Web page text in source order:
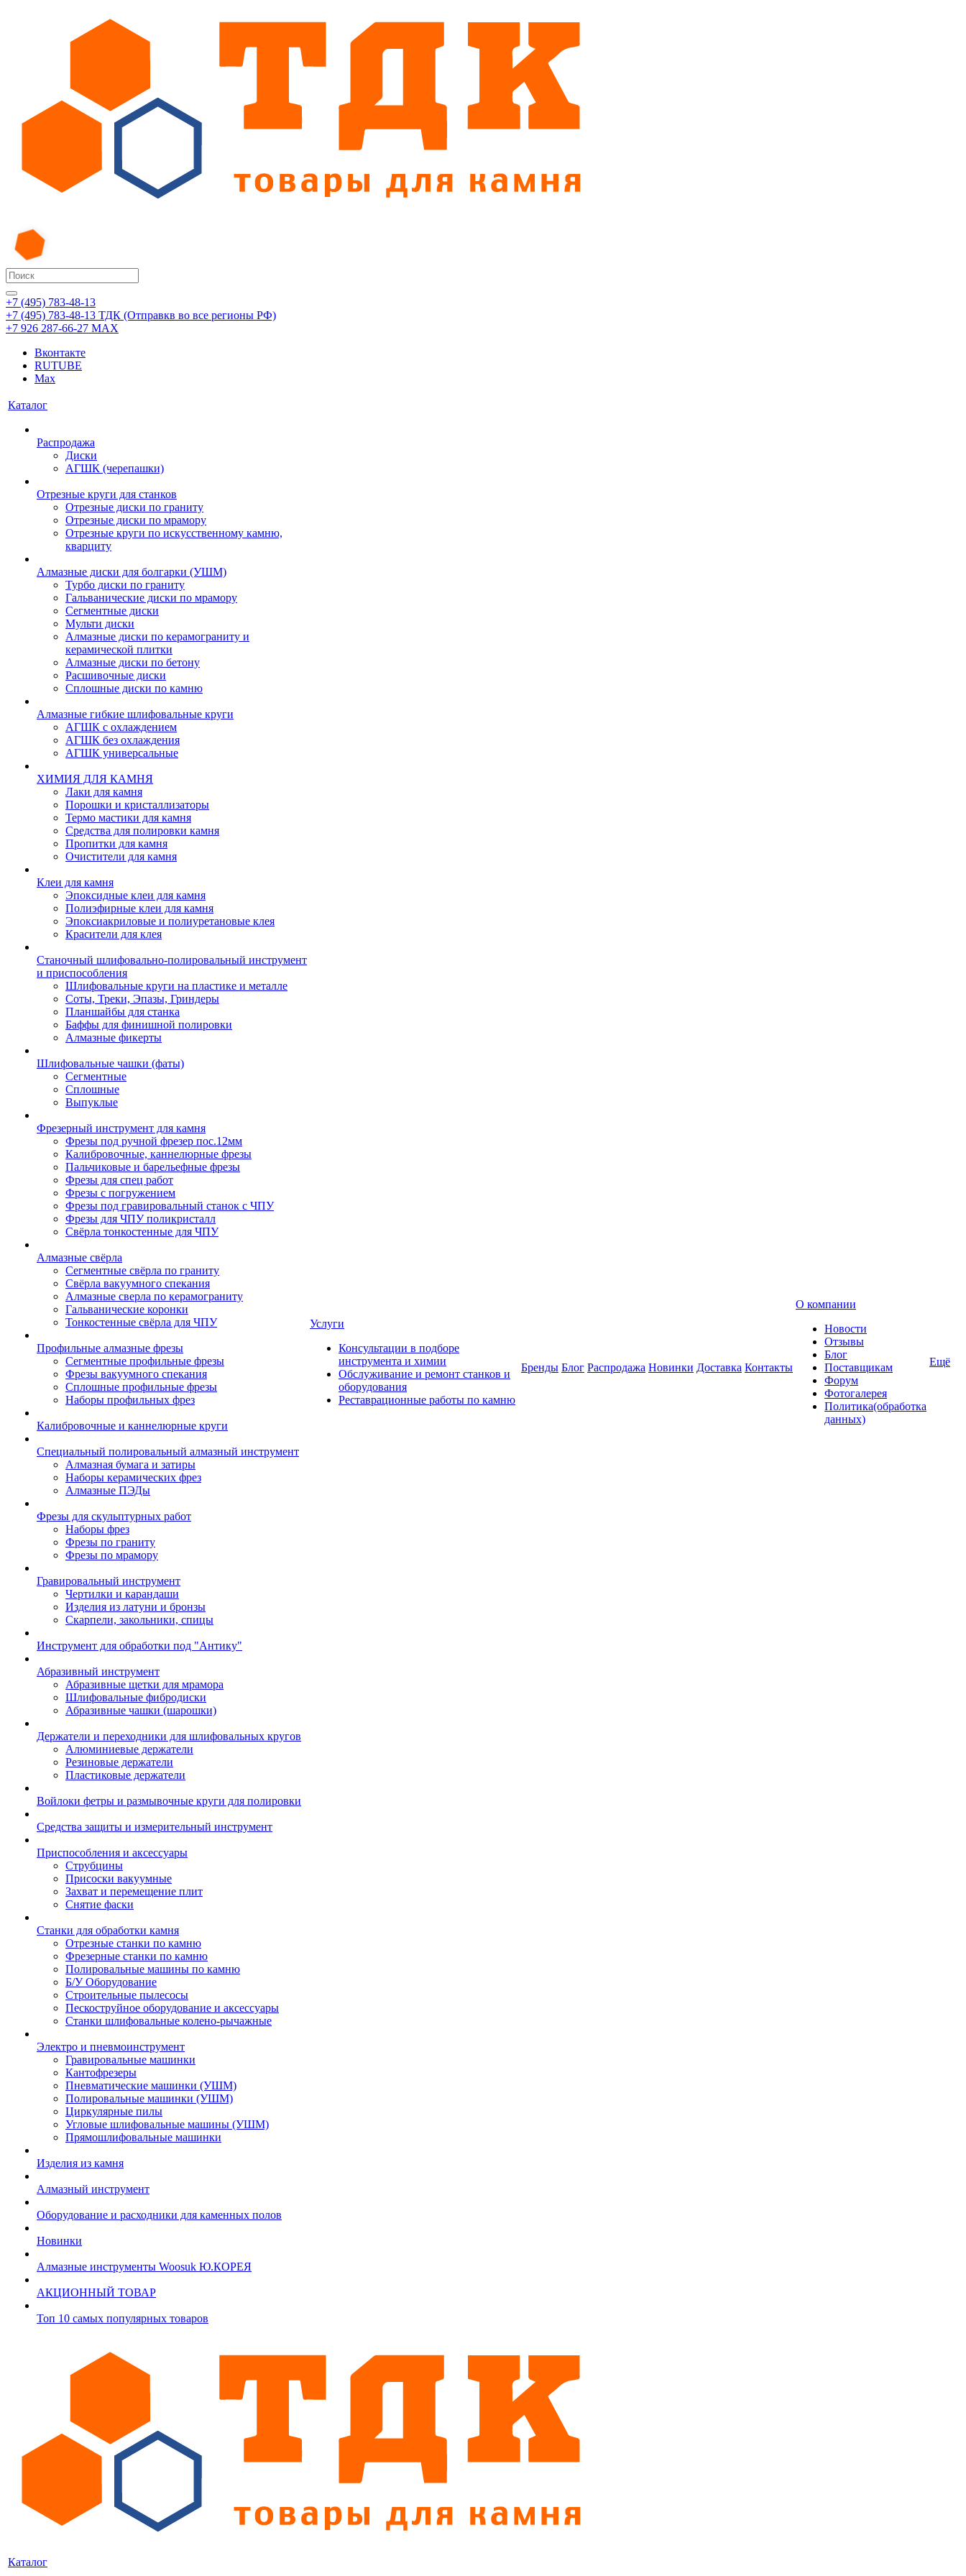
+7 (495) 783-48-13
+7 (495) 783-48-13 ТДК (Отправкв во все регионы РФ)
+7 926 287-66-27 МАХ
Вконтакте
RUTUBE
Max
Каталог
Распродажа
Диски
АГШК (черепашки)
Отрезные круги для станков
Отрезные диски по граниту
Отрезные диски по мрамору
Отрезные круги по искусственному камню,
кварциту
Алмазные диски для болгарки (УШМ)
Турбо диски по граниту
Гальванические диски по мрамору
Сегментные диски
Мульти диски
Алмазные диски по керамограниту и
керамической плитки
Алмазные диски по бетону
Расшивочные диски
Сплошные диски по камню
Алмазные гибкие шлифовальные круги
АГШК с охлаждением
АГШК без охлаждения
АГШК универсальные
ХИМИЯ ДЛЯ КАМНЯ
Лаки для камня
Порошки и кристаллизаторы
Термо мастики для камня
Средства для полировки камня
Пропитки для камня
Очистители для камня
Клеи для камня
Эпоксидные клеи для камня
Полиэфирные клеи для камня
Эпоксиакриловые и полиуретановые клея
Красители для клея
Станочный шлифовально-полировальный инструмент
и приспособления
Шлифовальные круги на пластике и металле
Соты, Треки, Эпазы, Гриндеры
Планшайбы для станка
Баффы для финишной полировки
Алмазные фикерты
Шлифовальные чашки (фаты)
Сегментные
Сплошные
Выпуклые
Фрезерный инструмент для камня
Фрезы под ручной фрезер пос.12мм
Калибровочные, каннелюрные фрезы
Пальчиковые и барельефные фрезы
Фрезы для спец работ
Фрезы с погружением
Фрезы под гравировальный станок с ЧПУ
Фрезы для ЧПУ поликристалл
Свёрла тонкостенные для ЧПУ
Алмазные свёрла
Сегментные свёрла по граниту
Свёрла вакуумного спекания
Алмазные сверла по керамограниту
Гальванические коронки
Тонкостенные свёрла для ЧПУ
Профильные алмазные фрезы
Сегментные профильные фрезы
Фрезы вакуумного спекания
Сплошные профильные фрезы
Наборы профильных фрез
Калибровочные и каннелюрные круги
Специальный полировальный алмазный инструмент
Алмазная бумага и затиры
Наборы керамических фрез
Алмазные ПЭДы
Фрезы для скульптурных работ
Наборы фрез
Фрезы по граниту
Фрезы по мрамору
Гравировальный инструмент
Чертилки и карандаши
Изделия из латуни и бронзы
Скарпели, закольники, спицы
Инструмент для обработки под "Антику"
Абразивный инструмент
Абразивные щетки для мрамора
Шлифовальные фибродиски
Абразивные чашки (шарошки)
Держатели и переходники для шлифовальных кругов
Алюминиевые держатели
Резиновые держатели
Пластиковые держатели
Войлоки фетры и размывочные круги для полировки
Средства защиты и измерительный инструмент
Приспособления и аксессуары
Струбцины
Присоски вакуумные
Захват и перемещение плит
Снятие фаски
Станки для обработки камня
Отрезные станки по камню
Фрезерные станки по камню
Полировальные машины по камню
Б/У Оборудование
Строительные пылесосы
Пескоструйное оборудование и аксессуары
Станки шлифовальные колено-рычажные
Электро и пневмоинструмент
Гравировальные машинки
Кантофрезеры
Пневматические машинки (УШМ)
Полировальные машинки (УШМ)
Циркулярные пилы
Угловые шлифовальные машины (УШМ)
Прямошлифовальные машинки
Изделия из камня
Алмазный инструмент
Оборудование и расходники для каменных полов
Новинки
Алмазные инструменты Woosuk Ю.КОРЕЯ
АКЦИОННЫЙ ТОВАР
Топ 10 самых популярных товаров
Услуги
Консультации в подборе
инструмента и химии
Обслуживание и ремонт станков и
оборудования
Реставрационные работы по камню
Бренды Блог Распродажа Новинки Доставка Контакты
О компании
Новости
Отзывы
Блог
Поставщикам
Форум
Фотогалерея
Политика(обработка
данных)
Ещё
Каталог